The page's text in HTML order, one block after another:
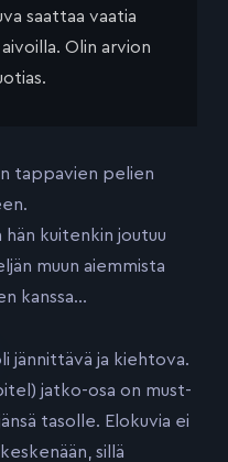
saattaa vaatia
Olin arvion
tappavien pelien
kuitenkin joutuu
muun aiemmista
kanssa…
jännittävä ja kiehtova.
jatko-osa on must-
tasolle. Elokuvia ei
sillä